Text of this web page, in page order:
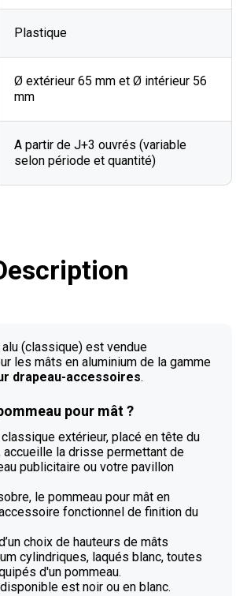
Plastique
Ø extérieur 65 mm et Ø intérieur 56
mm
A partir de J+3 ouvrés (variable
selon période et quantité)
(classique) est vendue
les mâts en aluminium de la gamme
drapeau-accessoires.
pour mât ?
extérieur, placé en tête du
accueille la drisse permettant de
publicitaire ou votre pavillon
le pommeau pour mât en
fonctionnel de finition du
choix de hauteurs de mâts
cylindriques, laqués blanc, toutes
d'un pommeau.
est noir ou en blanc.